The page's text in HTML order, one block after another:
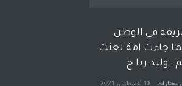
في الوطن
جاءت امة لعنت
: وليد ربا ح
, مختارات 18 أغسطس، 2021